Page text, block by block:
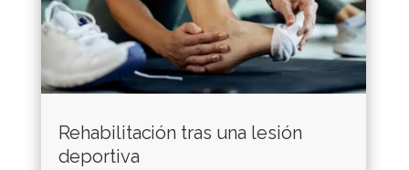
Rehabilitación tras una lesión
deportiva